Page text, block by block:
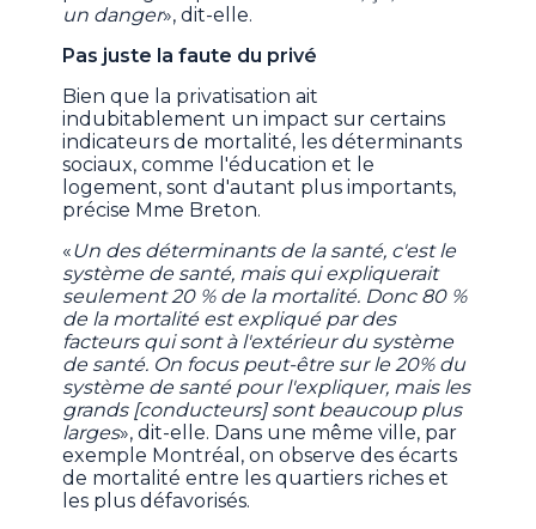
un danger», dit-elle.
Pas juste la faute du privé
Bien que la privatisation ait
indubitablement un impact sur certains
indicateurs de mortalité, les déterminants
sociaux, comme l'éducation et le
logement, sont d'autant plus importants,
précise Mme Breton.
«Un des déterminants de la santé, c'est le
système de santé, mais qui expliquerait
seulement 20 % de la mortalité. Donc 80 %
de la mortalité est expliqué par des
facteurs qui sont à l'extérieur du système
de santé. On focus peut-être sur le 20% du
système de santé pour l'expliquer, mais les
grands [conducteurs] sont beaucoup plus
larges», dit-elle. Dans une même ville, par
exemple Montréal, on observe des écarts
de mortalité entre les quartiers riches et
les plus défavorisés.